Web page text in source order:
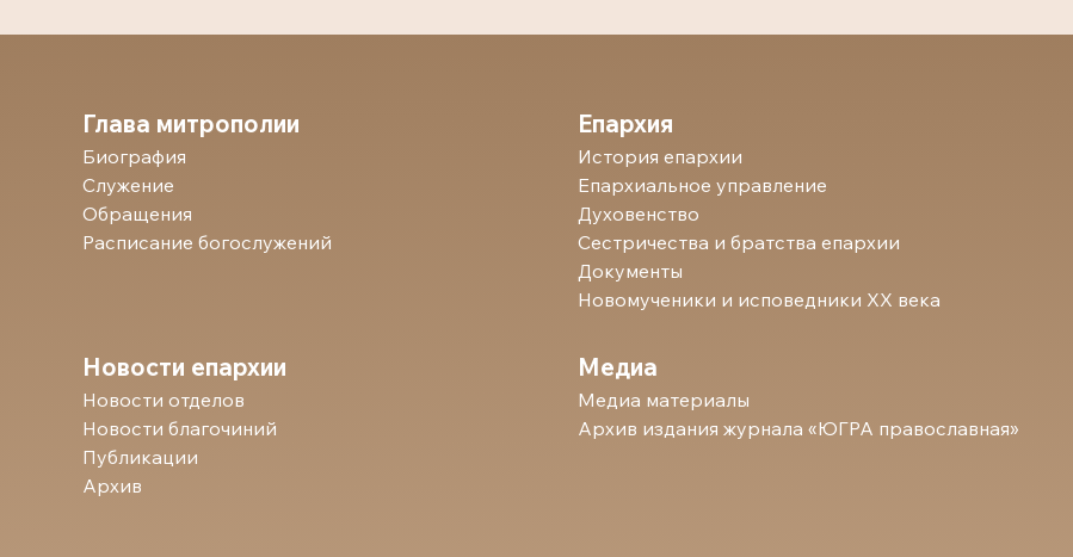
Глава митрополии
Биография
Служение
Обращения
Расписание богослужений
Епархия
История епархии
Епархиальное управление
Духовенство
Сестричества и братства епархии
Документы
Новомученики и исповедники ХХ века
Новости епархии
Новости отделов
Новости благочиний
Публикации
Архив
Медиа
Медиа материалы
Архив издания журнала «ЮГРА православная»